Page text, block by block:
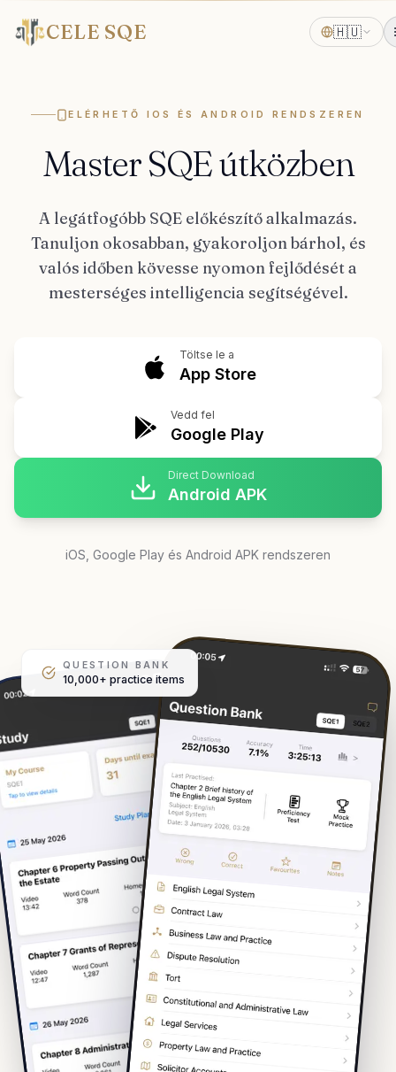
CELE SQE 🇭🇺
ELÉRHETŐ IOS ÉS ANDROID RENDSZEREN
Master SQE útközben
A legátfogóbb SQE előkészítő alkalmazás.
Tanuljon okosabban, gyakoroljon bárhol, és
valós időben kövesse nyomon fejlődését a
mesterséges intelligencia segítségével.
Töltse le a
App Store
Vedd fel
Google Play
Direct Download
Android APK
iOS, Google Play és Android APK rendszeren
QUESTION BANK
10,000+ practice items